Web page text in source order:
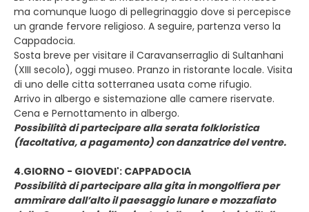
ma comunque luogo di pellegrinaggio dove si percepisce
un grande fervore religioso. A seguire, partenza verso la
Cappadocia.
Sosta breve per visitare il Caravanserraglio di Sultanhani
(XIII secolo), oggi museo. Pranzo in ristorante locale. Visita
di uno delle citta sotterranea usata come rifugio.
Arrivo in albergo e sistemazione alle camere riservate.
Cena e Pernottamento in albergo.
Possibilità di partecipare alla serata folkloristica
(facoltativa, a pagamento) con danzatrice del ventre.
4.GIORNO - GIOVEDI': CAPPADOCIA
Possibilità di partecipare alla gita in mongolfiera per
ammirare dall’alto il paesaggio lunare e mozzafiato